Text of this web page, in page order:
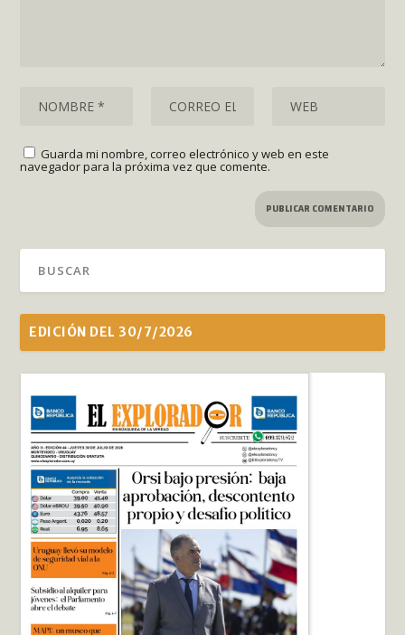
Guarda mi nombre, correo electrónico y web en este
navegador para la próxima vez que comente.
EDICIÓN DEL 30/7/2026